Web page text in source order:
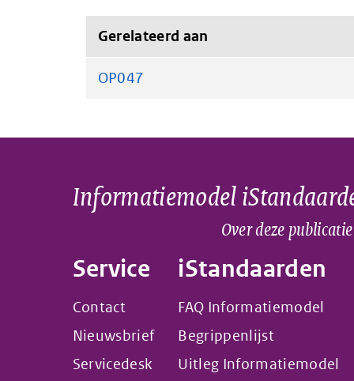
Gerelateerd aan
OP047
Informatiemodel
Over deze publicatie
Service
Contact
Nieuwsbrief
Servicedesk
iStandaarden
FAQ Informatiemodel
Begrippenlijst
Uitleg Informatiemodel